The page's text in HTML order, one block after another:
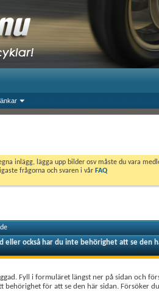
inlägg, lägga upp bilder osv måste du vara
frågorna och svaren i vår FAQ
eller också har du inte behörighet att se den
Fyll i formuläret längst ner på sidan och
behörighet för att se den här sidan. Försöker